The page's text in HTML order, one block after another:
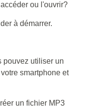
ou l'ouvrir?
à démarrer.
pouvez utiliser un
smartphone et
un fichier MP3